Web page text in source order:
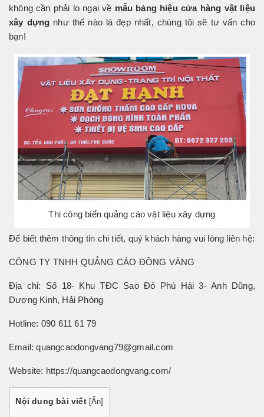
không cần phải lo ngại về mẫu bảng hiệu cửa hàng vật liệu
xây dựng như thế nào là đẹp nhất, chúng tôi sẽ tư vấn cho
bạn!
Thi công biển quảng cáo vật liệu xây dựng
Để biết thêm thông tin chi tiết, quý khách hàng vui lòng liên hệ:
CÔNG TY TNHH QUẢNG CÁO ĐỒNG VÀNG
Địa chỉ: Số 18- Khu TĐC Sao Đỏ Phú Hải 3- Anh Dũng,
Dương Kinh, Hải Phòng
Hotline: 090 611 61 79
Email: quangcaodongvang79@gmail.com
Website: https://quangcaodongvang.com/
Nội dung bài viết [Ẩn]